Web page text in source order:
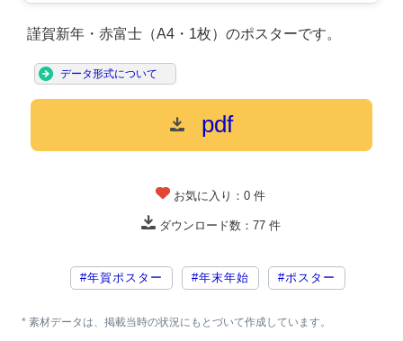
謹賀新年・赤富士（A4・1枚）のポスターです。
データ形式について
pdf
お気に入り：0 件
ダウンロード数： 77件
#年賀ポスター #年末年始 #ポスター
* 素材データは、掲載当時の状況にもとづいて作成しています。